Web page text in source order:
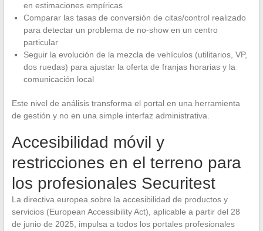
en estimaciones empíricas
Comparar las tasas de conversión de citas/control realizado
para detectar un problema de no-show en un centro
particular
Seguir la evolución de la mezcla de vehículos (utilitarios, VP,
dos ruedas) para ajustar la oferta de franjas horarias y la
comunicación local
Este nivel de análisis transforma el portal en una herramienta
de gestión y no en una simple interfaz administrativa.
Accesibilidad móvil y
restricciones en el terreno para
los profesionales Securitest
La directiva europea sobre la accesibilidad de productos y
servicios (European Accessibility Act), aplicable a partir del 28
de junio de 2025, impulsa a todos los portales profesionales